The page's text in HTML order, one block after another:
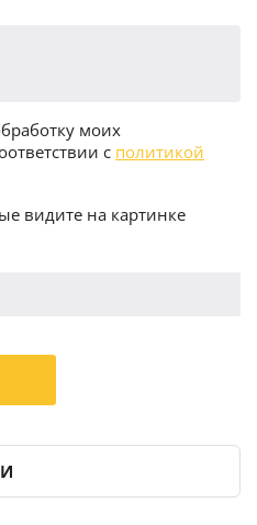
моих
с политикой
видите на картинке